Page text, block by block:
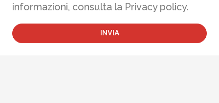
informazioni, consulta la Privacy policy.
INVIA